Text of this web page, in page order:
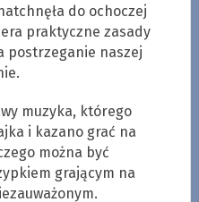
do ochoczej
praktyczne zasady
postrzeganie naszej
muzyka, którego
i kazano grać na
można być
grającym na